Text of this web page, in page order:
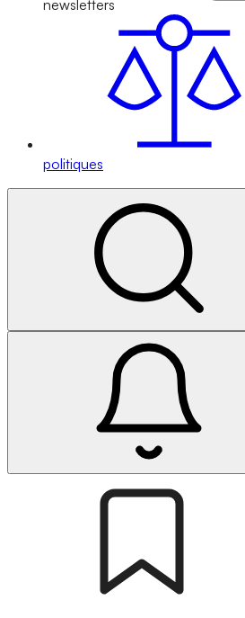
newsletters
politiques